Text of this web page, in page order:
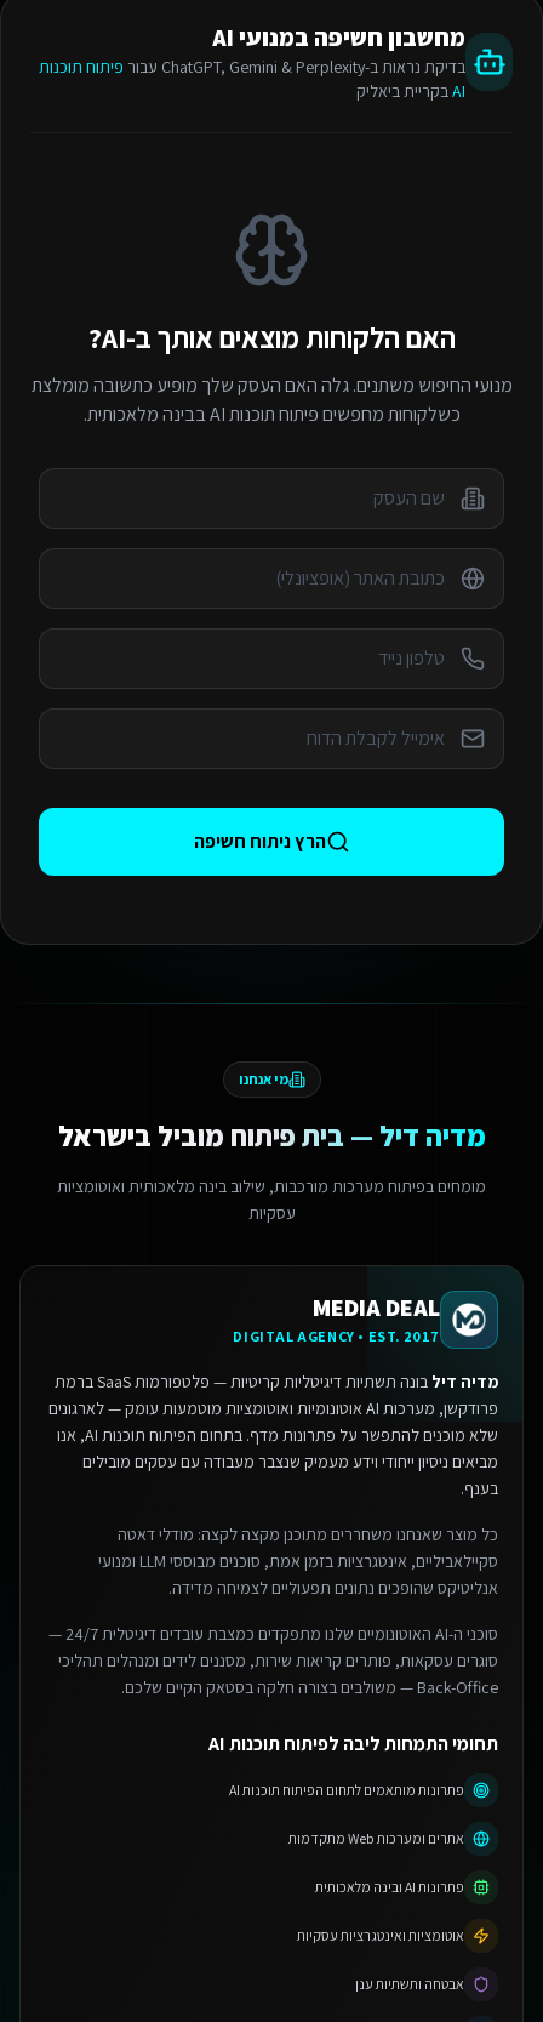
מחשבון חשיפה במנועי AI
בדיקת נראות ב-ChatGPT, Gemini & Perplexity עבור
פיתוח תוכנות
AIבקריית ביאליק
האם הלקוחות מוצאים אותך ב-AI?
מנועי החיפוש משתנים. גלה האם העסק שלך מופיע כתשובה מומלצת
כשלקוחות מחפשיםפיתוח תוכנות AI בבינה מלאכותית.
הרץ ניתוח חשיפה
מי אנחנו
מדיה דיל — בית פיתוח מוביל בישראל
מומחים בפיתוח מערכות מורכבות, שילוב בינה מלאכותית ואוטומציות
עסקיות
MEDIA DEAL
DIGITAL AGENCY • EST. 2017
מדיה דיל
בונה תשתיות דיגיטליות קריטיות — פלטפורמות SaaS ברמת
פרודקשן, מערכות AI אוטונומיות ואוטומציות מוטמעות עומק — לארגונים
שלא מוכנים להתפשר על פתרונות מדף.
בתחום הפיתוח תוכנות AI, אנו
מביאים ניסיון ייחודי וידע מעמיק שנצבר מעבודה עם עסקים מובילים
בענף.
כל מוצר שאנחנו משחררים מתוכנן מקצה לקצה: מודלי דאטה
סקיילאביליים, אינטגרציות בזמן אמת, סוכנים מבוססי LLM ומנועי
אנליטיקס שהופכים נתונים תפעוליים לצמיחה מדידה.
סוכני ה-AI האוטונומיים שלנו מתפקדים כמצבת עובדים דיגיטלית 24/7 —
סוגרים עסקאות, פותרים קריאות שירות, מסננים לידים ומנהלים תהליכי
Back-Office — משולבים בצורה חלקה בסטאק הקיים שלכם.
תחומי התמחות ליבה לפיתוח תוכנות AI
פתרונות מותאמים לתחום הפיתוח תוכנות AI
אתרים ומערכות Web מתקדמות
פתרונות AI ובינה מלאכותית
אוטומציות ואינטגרציות עסקיות
אבטחה ותשתיות ענן